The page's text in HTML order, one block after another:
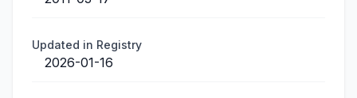
Updated in Registry
2026-01-16